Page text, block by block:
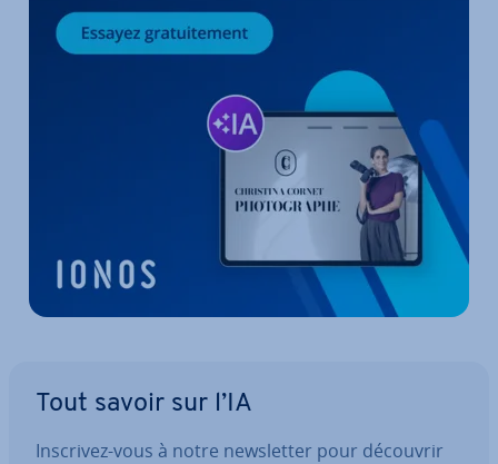
Tout savoir sur l’IA
Inscrivez-vous à notre news­let­ter pour découvrir